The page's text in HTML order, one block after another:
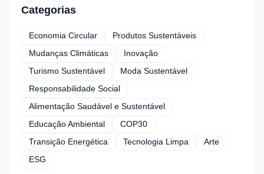
Categorias
Economia Circular
Produtos Sustentáveis
Mudanças Climáticas
Inovação
Turismo Sustentável
Moda Sustentável
Responsabilidade Social
Alimentação Saudável e Sustentável
Educação Ambiental
COP30
Transição Energética
Tecnologia Limpa
Arte
ESG